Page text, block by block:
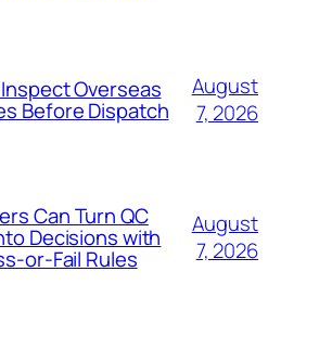
Overseas
Before Dispatch
August
7, 2026
Can Turn QC
Decisions with
or-Fail Rules
August
7, 2026